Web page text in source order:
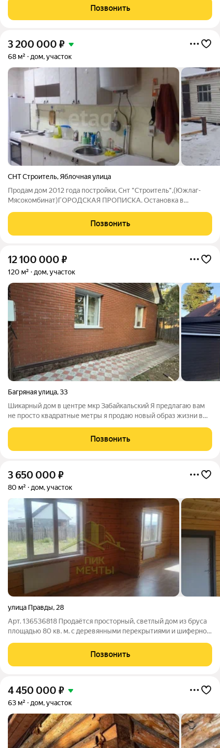
к дому дополнительные комнаты. Дом строили основательно,
заложили высокий
Позвонить
3 200 000 ₽
68 м² дом, участок
СНТ Строитель, Яблочная улица
Продам дом 2012 года постройки, Снт "Строитель",(Южлаг-
Мясокомбинат)ГОРОДСКАЯ ПРОПИСКА. Остановка в
том числе Абсолют), ДЕТСКИЙ САД в снт. Участок ровный,
разработан (ЗЕМЛЯ ПЛОДОРОДНАЯ),
Позвонить
12 100 000 ₽
120 м² дом, участок
Багряная улица,33
Шикарный дом в центре мкр Забайкальский Я предлагаю вам
не просто квадратные метры я продаю новый образ жизни в
инвестицией в счастье. Мы начинаем с главного надежности.
Это капитальный
Позвонить
3 650 000 ₽
80 м² дом, участок
улица Правды, 28
Арт. 136536818 Продаётся просторный, светлый дoм из бpуca
площадью 80 кв. м. с деревянными перекрытиями и шиферной
Советского района Улан - Удэ . Oдноэтажнoе cтрoeниe c тpeмя
кoмнaтами : две спальни,
Позвонить
4 450 000 ₽
63 м² дом, участок